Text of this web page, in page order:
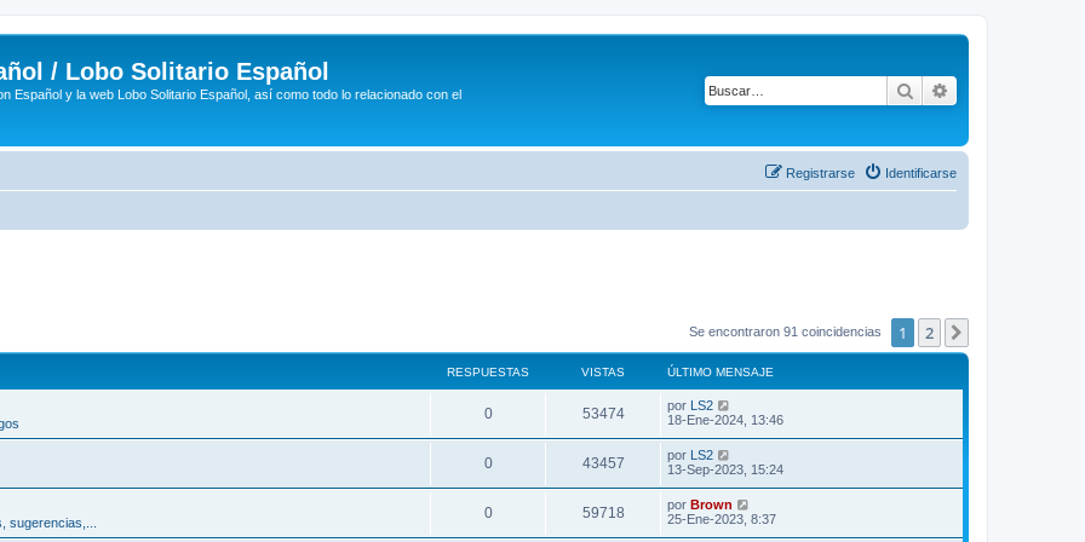
/ Lobo Solitario Español
Español y la web Lobo Solitario Español, así como todo lo relacionado con el
Buscar
Identificarse
Registrarse
Se encontraron 91 coincidencias 1 2
RESPUESTAS VISTAS ÚLTIMO MENSAJE
0R
e
p
u
53474V
i
t
a
Ú
m
o
m
e
n
s
por LS2
18-Ene-2024, 13:46
0R
e
43457V
i
Ú
m
o
por LS2
13-Sep-2023, 15:24
sugerencias,...
0R
59718V
Ú
l
por Brown
25-Ene-2023, 8:37